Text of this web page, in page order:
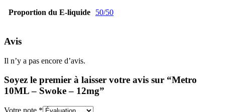
Proportion du E-liquide 50/50
Avis
Il n’y a pas encore d’avis.
Soyez le premier à laisser votre avis sur “Metro
10ML – Swoke – 12mg”
Votre note *